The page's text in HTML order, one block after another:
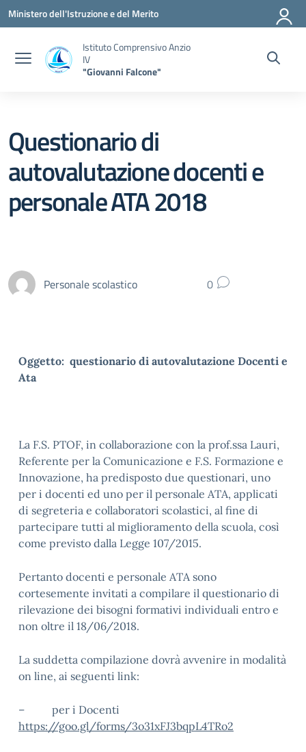
Vai ai contenuti
Vai al menu di navigazione
Vai al footer
Ministero dell'Istruzione e del Merito
Istituto Comprensivo Anzio
IV
"Giovanni Falcone"
Questionario di
autovalutazione docenti e
personale ATA 2018
Personale scolastico 0
Oggetto: questionario di autovalutazione Docenti e
Ata
La F.S. PTOF, in collaborazione con la prof.ssa Lauri,
Referente per la Comunicazione e F.S. Formazione e
Innovazione, ha predisposto due questionari, uno
per i docenti ed uno per il personale ATA, applicati
di segreteria e collaboratori scolastici, al fine di
partecipare tutti al miglioramento della scuola, così
come previsto dalla Legge 107/2015.
Pertanto docenti e personale ATA sono
cortesemente invitati a compilare il questionario di
rilevazione dei bisogni formativi individuali entro e
non oltre il 18/06/2018.
La suddetta compilazione dovrà avvenire in modalità
on line, ai seguenti link:
– per i Docenti
https://goo.gl/forms/3o31xFJ3bqpL4TRo2